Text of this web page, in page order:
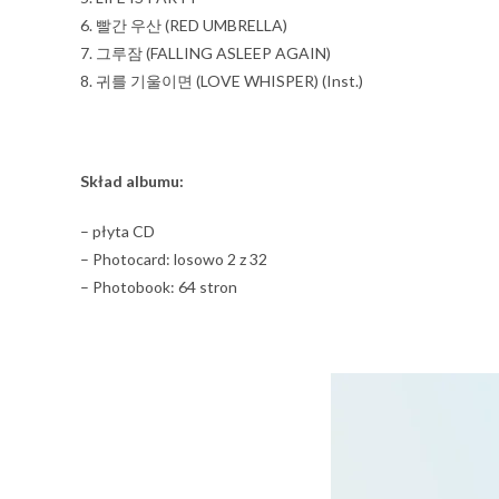
6. 빨간 우산 (RED UMBRELLA)
7. 그루잠 (FALLING ASLEEP AGAIN)
8. 귀를 기울이면 (LOVE WHISPER) (Inst.)
Skład albumu:
– płyta CD
– Photocard: losowo 2 z 32
– Photobook: 64 stron